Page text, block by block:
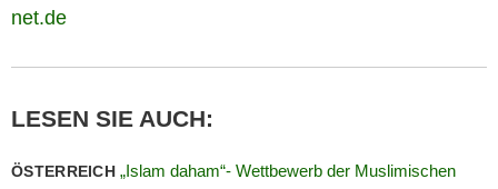
net.de
LESEN SIE AUCH:
ÖSTERREICH„Islam daham“- Wettbewerb der Muslimischen